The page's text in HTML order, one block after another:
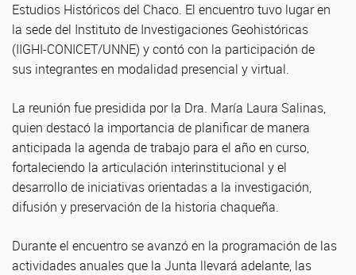
Estudios Históricos del Chaco. El encuentro tuvo lugar en
la sede del Instituto de Investigaciones Geohistóricas
(IIGHI-CONICET/UNNE) y contó con la participación de
sus integrantes en modalidad presencial y virtual.
La reunión fue presidida por la Dra. María Laura Salinas,
quien destacó la importancia de planificar de manera
anticipada la agenda de trabajo para el año en curso,
fortaleciendo la articulación interinstitucional y el
desarrollo de iniciativas orientadas a la investigación,
difusión y preservación de la historia chaqueña.
Durante el encuentro se avanzó en la programación de las
actividades anuales que la Junta llevará adelante, las